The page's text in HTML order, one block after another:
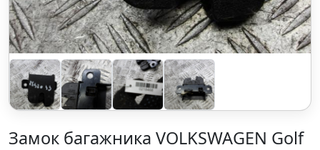
Замок багажника VOLKSWAGEN Golf